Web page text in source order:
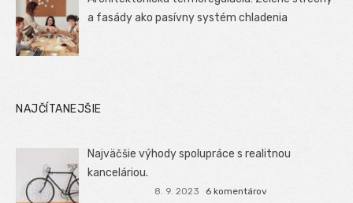
a fasády ako pasívny systém chladenia
NAJČÍTANEJŠIE
Najväčšie výhody spolupráce s realitnou
kanceláriou.
8. 9. 2023 6 komentárov